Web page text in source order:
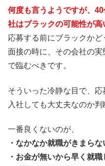
何度も言うようですが、
社はブラックの可能性が高
応募する前にブラックか
面接の時に、その会社の
で臨むべきです。
そういった冷静な目で、応
入社しても大丈夫なのか判
一番良くないのが、
・なかなか就職がきまらな
・お金が無いから早く就職